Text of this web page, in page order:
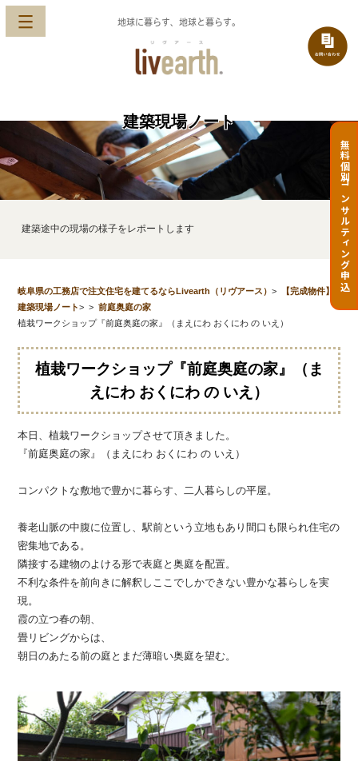
地球に暮らす、地球と暮らす。
無料個別コンサルティング申込
建築現場ノート
建築途中の現場の様子をレポートします
岐阜県の工務店で注文住宅を建てるならLivearth（リヴアース）>
建築現場ノート>
【完成物件】
前庭奥庭の家
>
植栽ワークショップ『前庭奥庭の家』（まえにわ おくにわ の いえ）
植栽ワークショップ『前庭奥庭の家』（ま
えにわ おくにわ の いえ）
本日、植栽ワークショップさせて頂きました。
『前庭奥庭の家』（まえにわ おくにわ の いえ）
コンパクトな敷地で豊かに暮らす、二人暮らしの平屋。
養老山脈の中腹に位置し、駅前という立地もあり間口も限られ住宅の
密集地である。
隣接する建物のよける形で表庭と奥庭を配置。
不利な条件を前向きに解釈しここでしかできない豊かな暮らしを実
現。
霞の立つ春の朝、
畳リビングからは、
朝日のあたる前の庭とまだ薄暗い奥庭を望む。